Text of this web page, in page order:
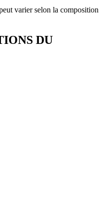
varier selon la composition
DU